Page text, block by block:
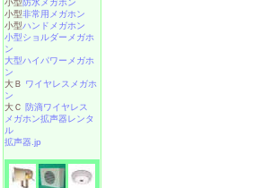
小型 防水メガホン
小型非常用メガホン
小型ハンドメガホン
小型ショルダーメガホ
ン
大型ハイパワーメガホ
ン
大Ｂ ワイヤレスメガホ
ン
大Ｃ 防滴ワイヤレス
メガホン拡声器レンタ
ル
拡声器.jp